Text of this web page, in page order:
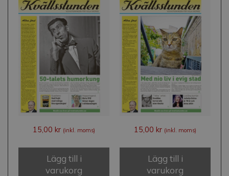
15,00 kr (inkl. moms)
Lägg till i
varukorg
15,00 kr (inkl. moms)
Lägg till i
varukorg